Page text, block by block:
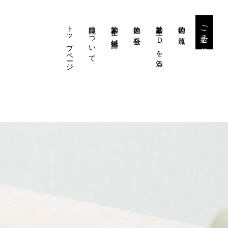
トップページ 当院について 勃起不全と鍼治療 施術と料金 勃起不全・EDを知る 施術の流れ ご予約・ご相談